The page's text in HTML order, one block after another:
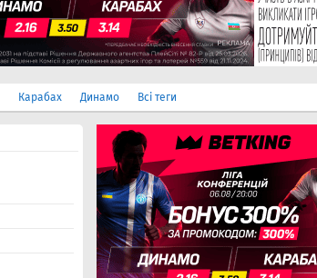
Карабах Динамо Всі теги